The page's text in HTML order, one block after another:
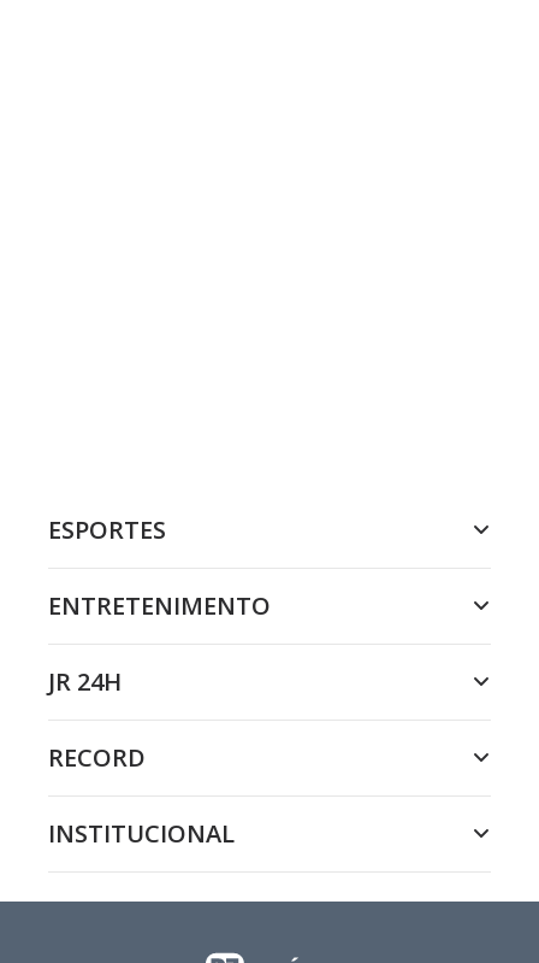
ESPORTES
ENTRETENIMENTO
JR 24H
RECORD
INSTITUCIONAL